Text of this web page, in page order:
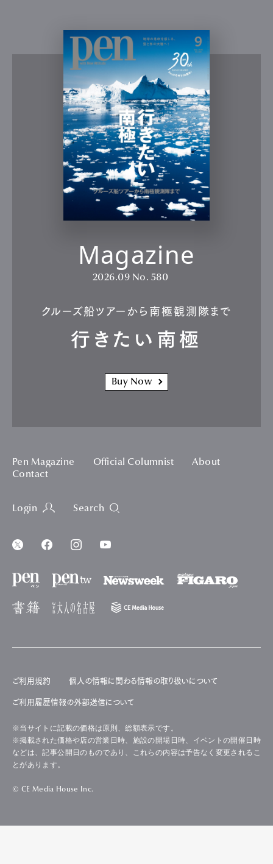
Magazine
2026.09 No. 580
クルーズ船ツアーから南極観測隊まで
行きたい南極
Buy Now
Pen Magazine Official Columnist
About
Contact
Login Search
ご利用規約 個人の情報に関わる情報の取り扱いについて
ご利用履歴情報の外部送信について
※当サイトに記載の価格は原則、総額表示です。
※掲載された価格や店の営業日時、施設の開場日時、イベントの開催日時
などは、記事公開日のものであり、これらの内容は予告なく変更されるこ
とがあります。
© CE Media House Inc.